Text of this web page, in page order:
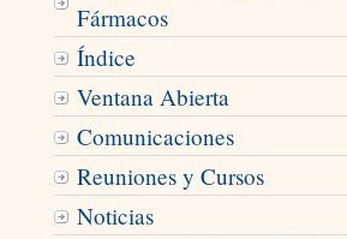
Fármacos
Índice
Ventana Abierta
Comunicaciones
Reuniones y Cursos
Noticias